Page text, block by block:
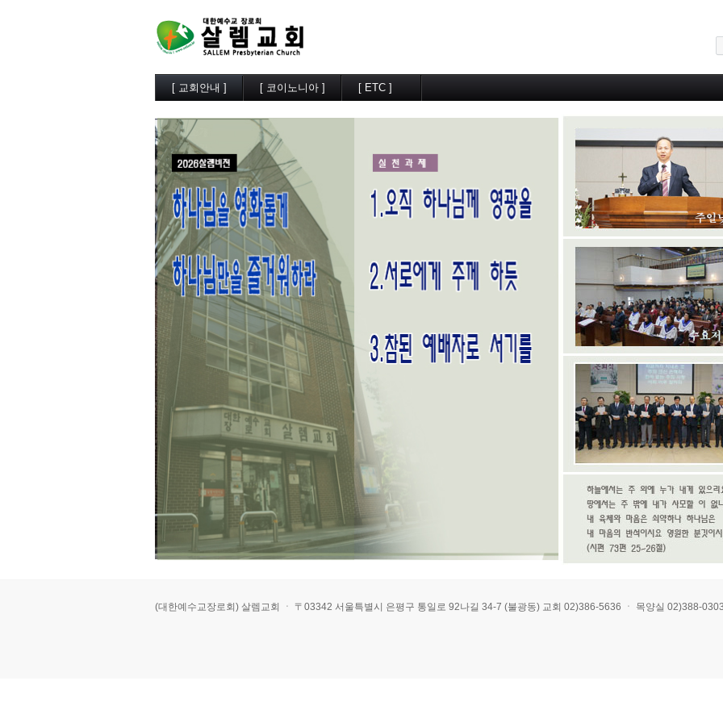
[ 교회안내 ]
예배시간
담임목사
부교역자
시무장로
오시는길
[ 코이노니아 ]
행사사진
찬양/성가
살렘목장
큐티/묵상
나눔자료
목양실
[ ETC ]
(대한예수교장로회) 살렘교회 ㆍ 〒03342 서울특별시 은평구 통일로 92나길 34-7 (불광동) 교회 02)386-5636 ㆍ 목양실 02)388-